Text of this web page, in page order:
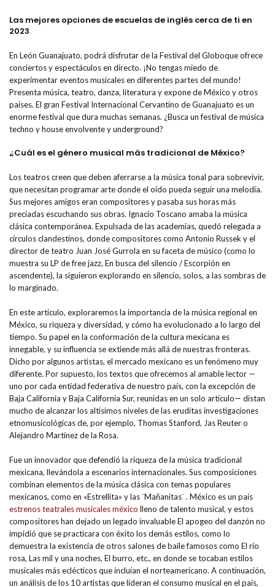
Las mejores opciones de escuelas de inglés cerca de ti en
2023
En León Guanajuato, podrá disfrutar de la Festival del Globoque ofrece
conciertos y espectáculos en directo. ¡No tengas miedo de
experimentar eventos musicales en diferentes partes del mundo!
Presenta música, teatro, danza, literatura y expone de México y otros
países. El gran Festival Internacional Cervantino de Guanajuato es un
enorme festival que dura muchas semanas. ¿Busca un festival de música
techno y house envolvente y underground?
¿Cuál es el género musical más tradicional de México?
Los teatros creen que deben aferrarse a la música tonal para sobrevivir,
que necesitan programar arte donde el oído pueda seguir una melodía.
Sus mejores amigos eran compositores y pasaba sus horas más
preciadas escuchando sus obras. Ignacio Toscano amaba la música
clásica contemporánea. Expulsada de las academias, quedó relegada a
círculos clandestinos, donde compositores como Antonio Russek y el
director de teatro Juan José Gurrola en su faceta de músico (como lo
muestra su LP de free jazz, En busca del silencio / Escorpión en
ascendente), la siguieron explorando en silencio, solos, a las sombras de
lo marginado.
En este artículo, exploraremos la importancia de la música regional en
México, su riqueza y diversidad, y cómo ha evolucionado a lo largo del
tiempo. Su papel en la conformación de la cultura mexicana es
innegable, y su influencia se extiende más allá de nuestras fronteras.
Dicho por algunos artistas, el mercado mexicano es un fenómeno muy
diferente. Por supuesto, los textos que ofrecemos al amable lector —
uno por cada entidad federativa de nuestro país, con la excepción de
Baja California y Baja California Sur, reunidas en un solo artículo— distan
mucho de alcanzar los altísimos niveles de las eruditas investigaciones
etnomusicológicas de, por ejemplo, Thomas Stanford, Jas Reuter o
Alejandro Martínez de la Rosa.
Fue un innovador que defendió la riqueza de la música tradicional
mexicana, llevándola a escenarios internacionales. Sus composiciones
combinan elementos de la música clásica con temas populares
mexicanos, como en «Estrellita» y las ¨Mañanitas¨ . México es un país
estrenos teatrales musicales méxico lleno de talento musical, y estos
compositores han dejado un legado invaluable El apogeo del danzón no
impidió que se practicara con éxito los demás estilos, como lo
demuestra la existencia de otros salones de baile famosos como El río
rosa, Las mil y una noches, El burro, etc., en donde se tocaban estilos
musicales más eclécticos que incluían el norteamericano. A continuación,
un análisis de los 10 artistas que lideran el consumo musical en el país,